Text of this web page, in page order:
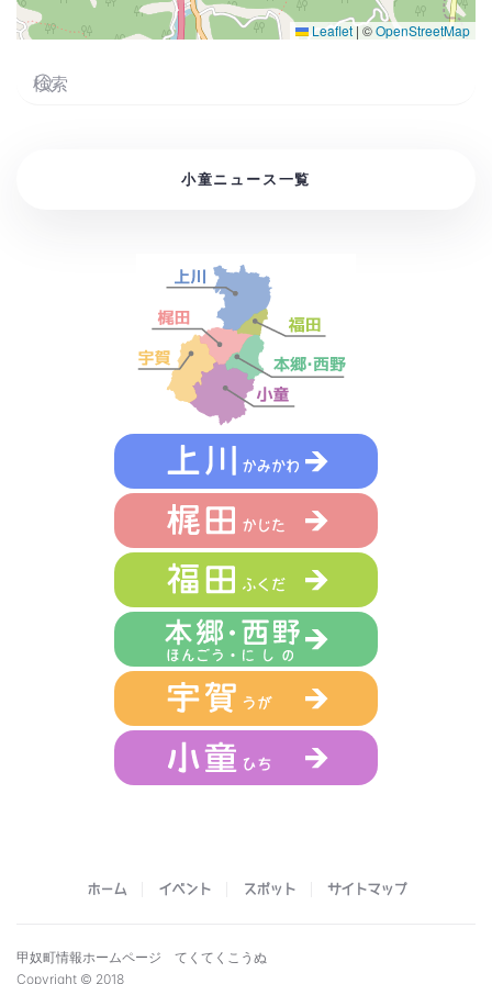
Leaflet | ©OpenStreetMap
小童ニュース一覧
ホーム イベント スポット サイトマップ
甲奴町情報ホームページ てくてくこうぬ
Copyright © 2018